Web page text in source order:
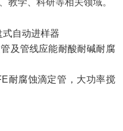
、教学、科研等相关领域。
式自动进样器
管及管线应能耐酸耐碱耐腐
耐腐蚀滴定管，大功率搅